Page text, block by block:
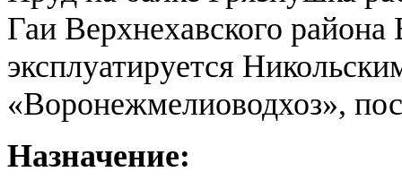
Гаи Верхнехавского
эксплуатируется
«Воронежмелиоводхоз»,
Назначение: